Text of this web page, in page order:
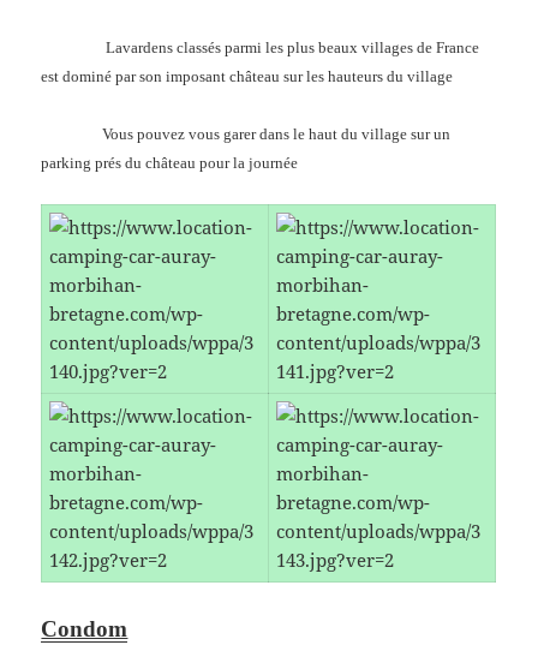
Lavardens classés parmi les plus beaux villages de France
est dominé par son imposant château sur les hauteurs du village
Vous pouvez vous garer dans le haut du village sur un
parking prés du château pour la journée
Condom